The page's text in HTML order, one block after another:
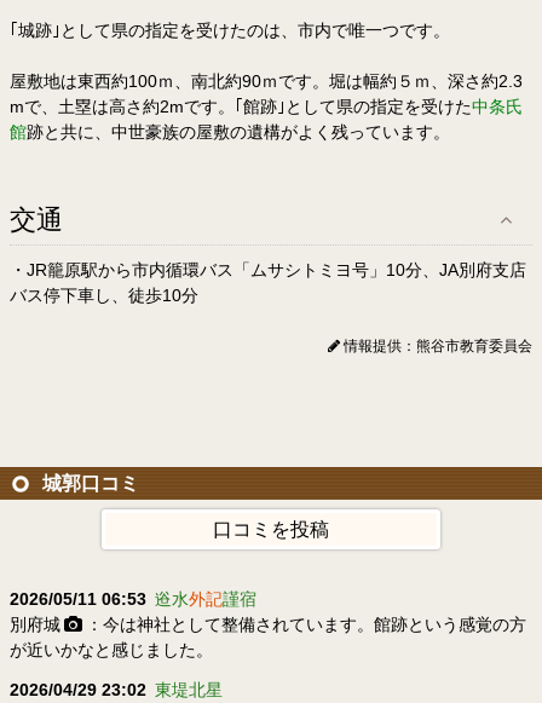
｢城跡｣として県の指定を受けたのは、市内で唯一つです。
屋敷地は東西約100ｍ、南北約90ｍです。堀は幅約５ｍ、深さ約2.3
mで、土塁は高さ約2mです。｢館跡｣として県の指定を受けた中条氏
館跡と共に、中世豪族の屋敷の遺構がよく残っています。
交通
・JR籠原駅から市内循環バス「ムサシトミヨ号」10分、JA別府支店
バス停下車し、徒歩10分
情報提供：熊谷市教育委員会
城郭口コミ
口コミを投稿
2026/05/11 06:53 逧水外記謹宿
別府城
：今は神社として整備されています。館跡という感覚の方
が近いかなと感じました。
2026/04/29 23:02 東堤北星